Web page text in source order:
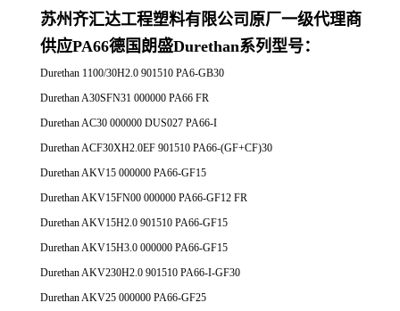
苏州齐汇达工程塑料有限公司原厂一级代理商
供应PA66德国朗盛Durethan系列型号：
Durethan 1100/30H2.0 901510 PA6-GB30
Durethan A30SFN31 000000 PA66 FR
Durethan AC30 000000 DUS027 PA66-I
Durethan ACF30XH2.0EF 901510 PA66-(GF+CF)30
Durethan AKV15 000000 PA66-GF15
Durethan AKV15FN00 000000 PA66-GF12 FR
Durethan AKV15H2.0 901510 PA66-GF15
Durethan AKV15H3.0 000000 PA66-GF15
Durethan AKV230H2.0 901510 PA66-I-GF30
Durethan AKV25 000000 PA66-GF25